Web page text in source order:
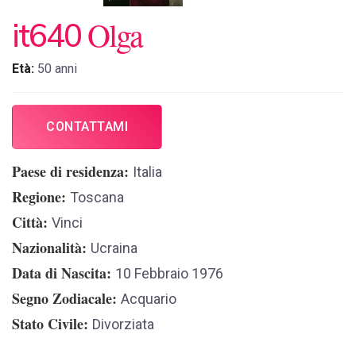
it640Olga
Età: 50 anni
CONTATTAMI
Paese di residenza Italia
Regione Toscana
Città Vinci
Nazionalità Ucraina
Data di Nascita 10 Febbraio 1976
Segno Zodiacale Acquario
Stato Civile Divorziata